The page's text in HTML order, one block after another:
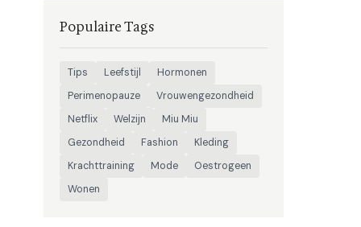
Populaire Tags
Tips Leefstijl
Hormonen
Perimenopauze
Vrouwengezondheid
Netflix
Welzijn
Miu Miu
Gezondheid
Fashion
Kleding
Krachttraining
Mode
Oestrogeen
Wonen